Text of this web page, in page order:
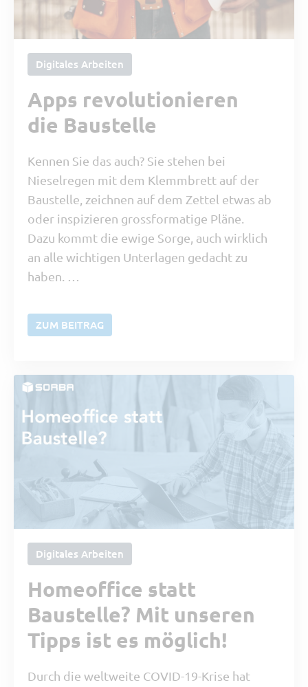
Digitales Arbeiten
Apps revolutionieren
die Baustelle
Kennen Sie das auch? Sie stehen bei
Nieselregen mit dem Klemmbrett auf der
Baustelle, zeichnen auf dem Zettel etwas ab
oder inspizieren grossformatige Pläne.
Dazu kommt die ewige Sorge, auch wirklich
an alle wichtigen Unterlagen gedacht zu
haben. …
ZUM BEITRAG
Digitales Arbeiten
Homeoffice statt
Baustelle? Mit unseren
Tipps ist es möglich!
Durch die weltweite COVID-19-Krise hat